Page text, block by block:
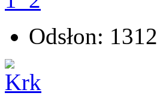
Odsłon: 1312